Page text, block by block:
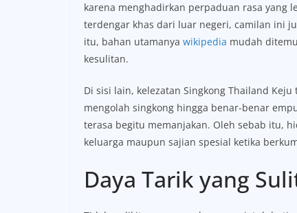
karena menghadirkan perpaduan rasa yang
terdengar khas dari luar negeri, camilan ini
itu, bahan utamanya wikipedia mudah
kesulitan.
Di sisi lain, kelezatan Singkong Thailand
mengolah singkong hingga benar-benar
terasa begitu memanjakan. Oleh sebab itu,
keluarga maupun sajian spesial ketika
Daya Tarik yang